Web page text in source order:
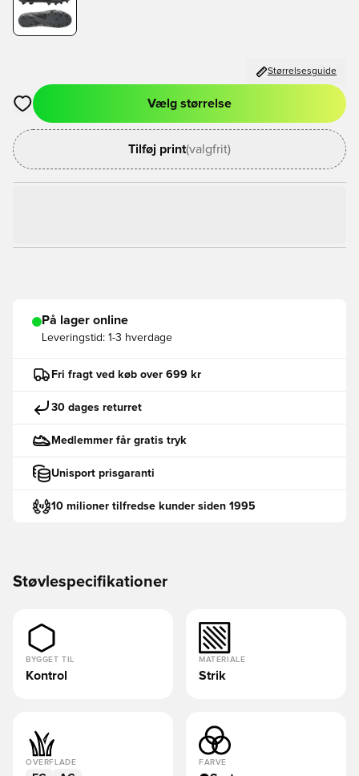
Størrelsesguide
Åbner en Modal til at logge ind eller tilmelde dig som medlem
Vælg størrelse
Tilføj print(valgfrit)
På lager online
Leveringstid: 1-3 hverdage
Fri fragt ved køb over 699 kr
30 dages returret
Medlemmer får gratis tryk
Unisport prisgaranti
10 milioner tilfredse kunder siden 1995
Støvlespecifikationer
BYGGET TIL
Kontrol
MATERIALE
Strik
OVERFLADE FARVE